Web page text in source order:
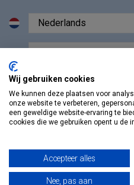
© Copyright 2026
Wij gebruiken cookies
We kunnen deze plaatsen voor
onze website te verbeteren,
een geweldige website-ervaring te
cookies die we gebruiken opent u de
Accepteer alles
Nee, pas aan